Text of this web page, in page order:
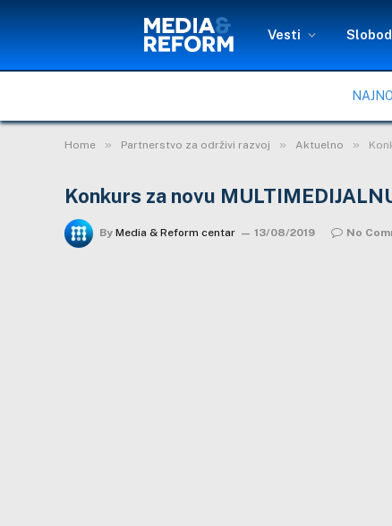
Vesti
Home » Partnerstvo za održivi razvoj » Aktuelno »
Konkurs za novu
By Media & Reform centar 13/08/2019 No